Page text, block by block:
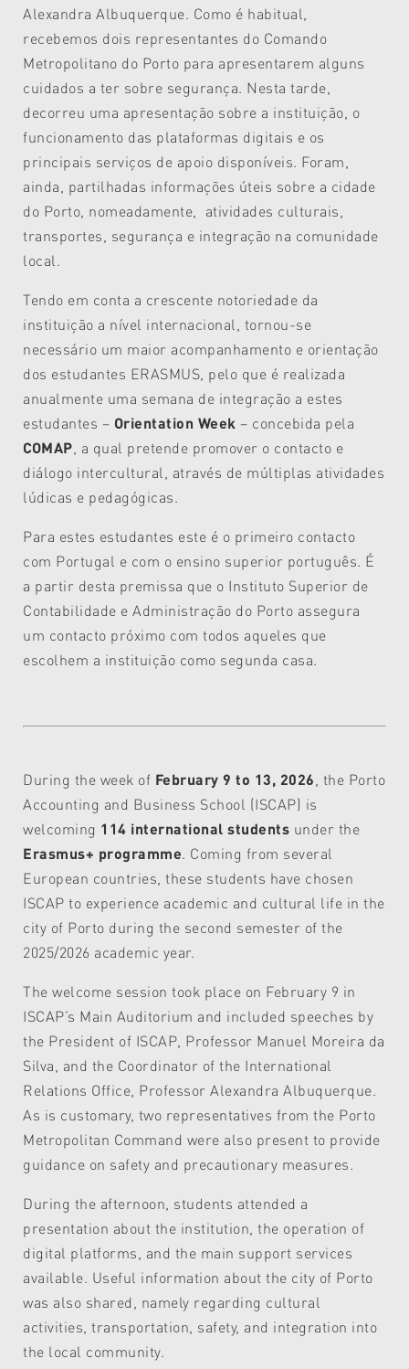
Alexandra Albuquerque. Como é habitual,
recebemos dois representantes do Comando
Metropolitano do Porto para apresentarem alguns
cuidados a ter sobre segurança. Nesta tarde,
decorreu uma apresentação sobre a instituição, o
funcionamento das plataformas digitais e os
principais serviços de apoio disponíveis. Foram,
ainda, partilhadas informações úteis sobre a cidade
do Porto, nomeadamente, atividades culturais,
transportes, segurança e integração na comunidade
local.
Tendo em conta a crescente notoriedade da
instituição a nível internacional, tornou-se
necessário um maior acompanhamento e orientação
dos estudantes ERASMUS, pelo que é realizada
anualmente uma semana de integração a estes
estudantes – Orientation Week – concebida pela
COMAP , a qual pretende promover o contacto e
diálogo intercultural, através de múltiplas atividades
lúdicas e pedagógicas.
Para estes estudantes este é o primeiro contacto
com Portugal e com o ensino superior português. É
a partir desta premissa que o Instituto Superior de
Contabilidade e Administração do Porto assegura
um contacto próximo com todos aqueles que
escolhem a instituição como segunda casa.
During the week of February 9 to 13, 2026 , the Porto
Accounting and Business School (ISCAP) is
welcoming 114 international students under the
Erasmus+ programme. Coming from several
European countries, these students have chosen
ISCAP to experience academic and cultural life in the
city of Porto during the second semester of the
2025/2026 academic year.
The welcome session took place on February 9 in
ISCAP’s Main Auditorium and included speeches by
the President of ISCAP, Professor Manuel Moreira da
Silva, and the Coordinator of the International
Relations Office, Professor Alexandra Albuquerque.
As is customary, two representatives from the Porto
Metropolitan Command were also present to provide
guidance on safety and precautionary measures.
During the afternoon, students attended a
presentation about the institution, the operation of
digital platforms, and the main support services
available. Useful information about the city of Porto
was also shared, namely regarding cultural
activities, transportation, safety, and integration into
the local community.